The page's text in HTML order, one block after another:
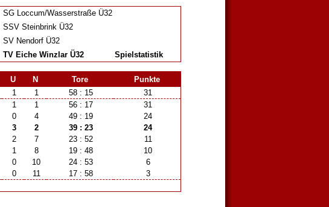
SG Loccum/​Wasserstraße Ü32
SSV Steinbrink Ü32
SV Nendorf Ü32
TV Eiche Winzlar Ü32 Spielstatistik
U N Tore
Punkte
1 1 58 : 15
31
1 1 56 : 17
31
0 4 49 : 19
24
3 2 39 : 23
24
2 7 23 : 52
11
1 8 19 : 48
10
0 10 24 : 53
6
0 11 17 : 58 3